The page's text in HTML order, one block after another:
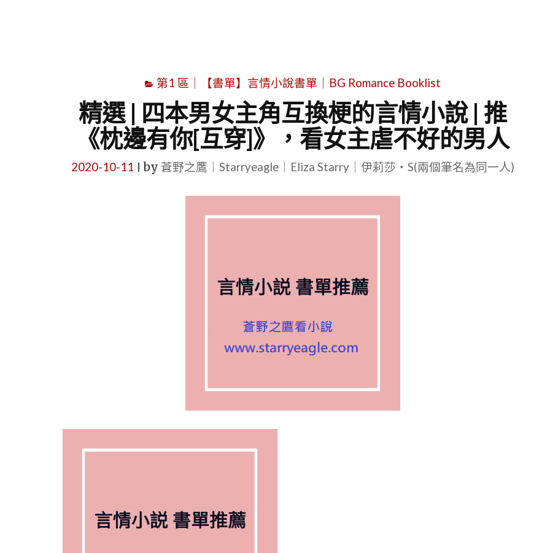
第1 區｜【書單】言情小說書單｜BG Romance Booklist
精選 | 四本男女主角互換梗的言情小說 | 推
《枕邊有你[互穿]》，看女主虐不好的男人
2020-10-11 by 蒼野之鷹｜Starryeagle｜Eliza Starry｜伊莉莎・S(兩個筆名為同一人)